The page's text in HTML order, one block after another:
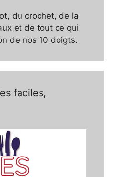
du crochet, de la
et de tout ce qui
de nos 10 doigts.
faciles,